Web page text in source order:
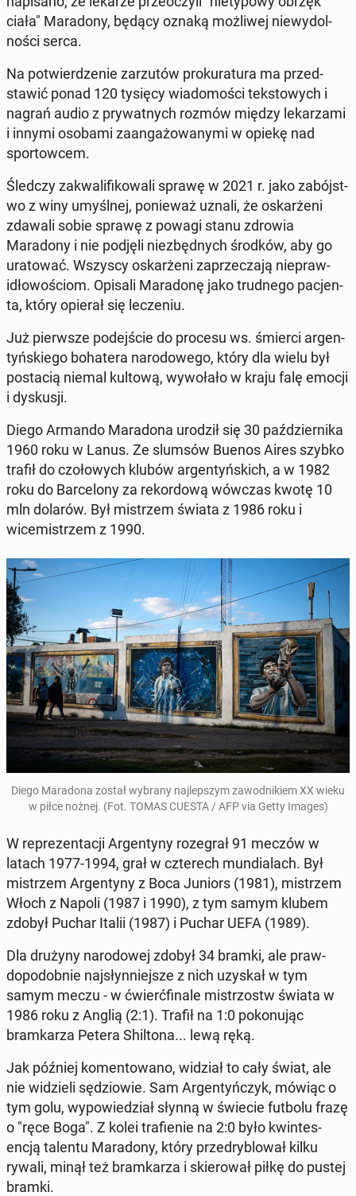
ciała" Maradony, będący oznaką możli­wej niewydol­
noś­ci serca.
Na potwierdze­nie zarzutów proku­ratu­ra ma przed­
staw­ić ponad 120 tysięcy wiado­moś­ci tek­stowych i
nagrań audio z pry­wat­nych rozmów między lekarza­mi
i innymi osobami zaan­gażowany­mi w opiekę nad
sportow­cem.
Śledczy za­k­wal­i­fikowali sprawę w 2021 r. jako zabójst­
wo z winy umyśl­nej, ponieważ uznali, że os­karżeni
zdawali sobie sprawę z powagi stanu zdrowia
Maradony i nie podjęli niezbęd­nych środków, aby go
ura­tować. Wszyscy os­karżeni za­przecza­ją niepraw­
idłowoś­ciom. Opisali Maradonę jako trud­nego pac­jen­
ta, który opierał się lecze­niu.
Już pier­wsze pode­jś­cie do procesu ws. śmierci ar­gen­
tyńskiego bo­hat­era nar­o­dowego, który dla wielu był
postacią niemal kultową, wywołało w kraju falę emocji
i dyskusji.
Diego Armando Maradona urodził się 30 październi­ka
1960 roku w Lanus. Ze slumsów Buenos Aires szybko
trafił do czołowych klubów ar­gen­tyńs­kich, a w 1982
roku do Barcelony za reko­r­dową wówczas kwotę 10
mln dolarów. Był mis­trzem świata z 1986 roku i
wicemistrzem z 1990.
Diego Maradona został wybrany na­jlep­szym za­wod­nikiem XX wieku
w piłce nożnej. (Fot. TOMAS CUESTA / AFP via Getty Images)
W reprezen­tacji Ar­gen­tyny roze­grał 91 meczów w
latach 1977-1994, grał w czterech mundi­alach. Był
mis­trzem Ar­gen­tyny z Boca Juniors (1981), mis­trzem
Włoch z Napoli (1987 i 1990), z tym samym klubem
zdobył Puchar Italii (1987) i Puchar UEFA (1989).
Dla drużyny nar­o­dowej zdobył 34 bramki, ale praw­
dopodob­nie na­jsłyn­niejsze z nich uzyskał w tym
samym meczu - w ćwierć­fi­nale mis­tr­zostw świata w
1986 roku z Anglią (2:1). Trafił na 1:0 pokonu­jąc
bramkarza Petera Shiltona... lewą ręką.
Jak później ko­men­towano, widział to cały świat, ale
nie widzieli sędziowie. Sam Ar­gen­tyńczyk, mówiąc o
tym golu, wypowiedzi­ał słynną w świecie futbolu frazę
o "ręce Boga". Z kolei trafie­nie na 2:0 było kwin­tes­
encją talentu Maradony, który przedry­blował kilku
rywali, minął też bramkarza i skierował piłkę do pustej
bramki.